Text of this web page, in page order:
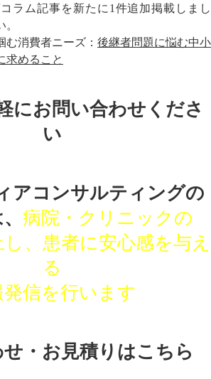
ラム記事を新たに1件追加掲載しまし
む消費者ニーズ： 後継者問題に悩む中小
求めること
にお問い合わせくださ
い
アコンサルティングの
病院・クリニックの
、患者に安心感を与え
る
発信を行います
・お見積りはこちら